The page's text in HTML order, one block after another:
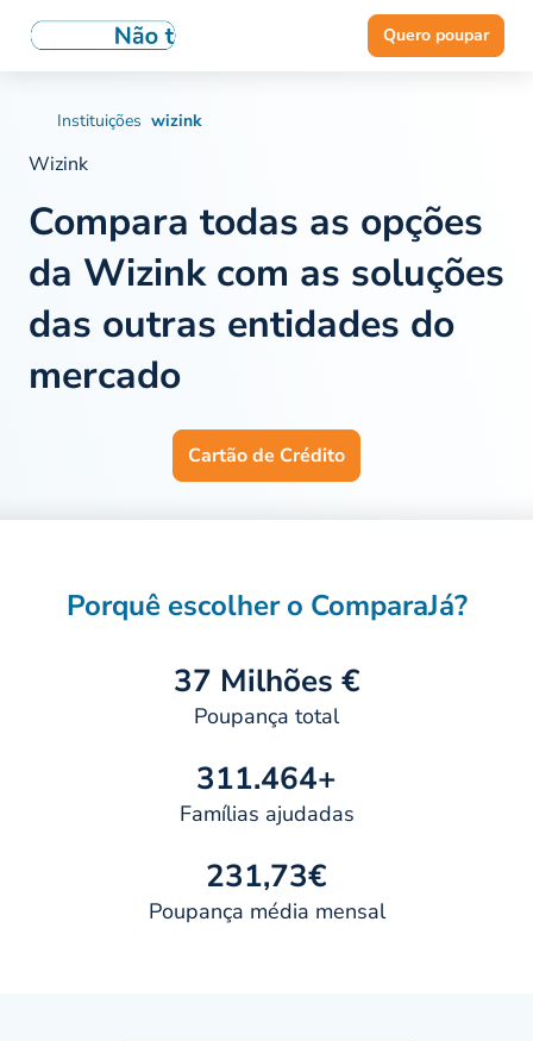
Quero poupar
Instituições wizink
Wizink
Compara todas as opções
da Wizinkcom as soluções
das outras entidades do
mercado
Cartão de Crédito
Porquê escolher o ComparaJá?
37 Milhões €
Poupança total
311.464+
Famílias ajudadas
231,73€
Poupança média mensal